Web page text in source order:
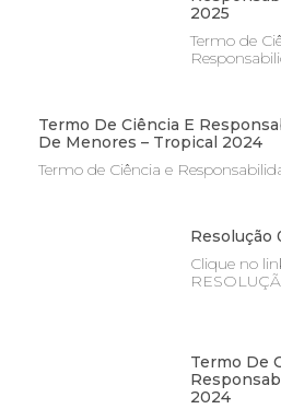
2025
Termo de
Termo De Ciência E
De Menores – Tropical 2024
Termo de Ciência e
Resolução
Clique no
Termo De
2024